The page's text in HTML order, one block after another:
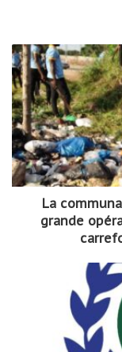
La
grande